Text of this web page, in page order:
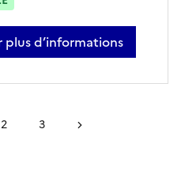
plus d’informations
baptiste verdier
2 3